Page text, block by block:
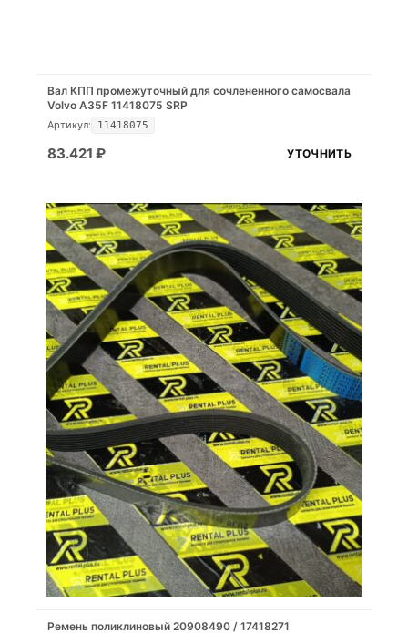
Вал КПП промежуточный для сочлененного самосвала
Volvo A35F 11418075 SRP
Артикул: 11418075
83.421 ₽ УТОЧНИТЬ
Ремень поликлиновый 20908490 / 17418271